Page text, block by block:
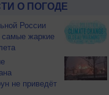
О ПОГОДЕ
России
самые жаркие
не приведёт